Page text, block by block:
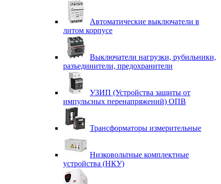
Автоматические выключатели в
литом корпусе
Выключатели нагрузки, рубильники,
разъединители, предохранители
УЗИП (Устройства защиты от
импульсных перенапряжений) ОПВ
Трансформаторы измерительные
Низковольтные комплектные
устройства (НКУ)